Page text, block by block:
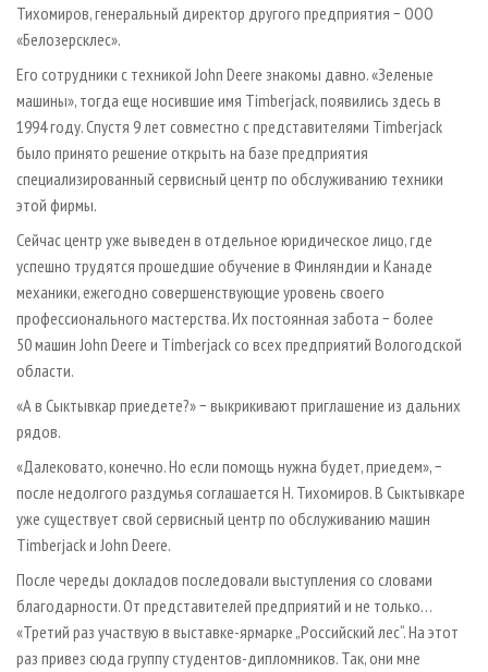
Тихомиров, генеральный директор другого предприятия − ООО
«Белозерсклес».
Его сотрудники с техникой John Deere знакомы давно. «Зеленые
машины», тогда еще носившие имя Timberjack, появились здесь в
1994 году. Спустя 9 лет совместно с представителями Timberjack
было принято решение открыть на базе предприятия
специализированный сервисный центр по обслуживанию техники
этой фирмы.
Сейчас центр уже выведен в отдельное юридическое лицо, где
успешно трудятся прошедшие обучение в Финляндии и Канаде
механики, ежегодно совершенствующие уровень своего
профессионального мастерства. Их постоянная забота − более
50 машин John Deere и Timberjack со всех предприятий Вологодской
области.
«А в Сыктывкар приедете?» − выкрикивают приглашение из дальних
рядов.
«Далековато, конечно. Но если помощь нужна будет, приедем», −
после недолгого раздумья соглашается Н. Тихомиров. В Сыктывкаре
уже существует свой сервисный центр по обслуживанию машин
Timberjack и John Deere.
После череды докладов последовали выступления со словами
благодарности. От представителей предприятий и не только…
«Третий раз участвую в выставке-ярмарке „Российский лес“. На этот
раз привез сюда группу студентов-дипломников. Так, они мне